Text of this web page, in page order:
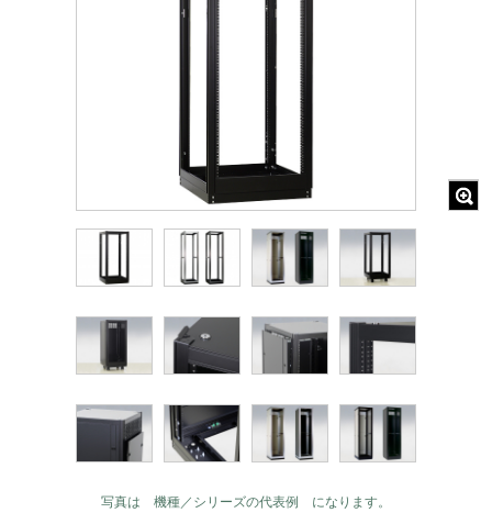
写真は 機種／シリーズの代表例 になります。